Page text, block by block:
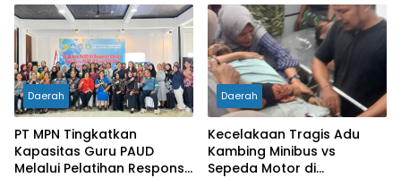
Daerah
PT MPN Tingkatkan
Kapasitas Guru PAUD
Melalui Pelatihan Responsif
Daerah
Kecelakaan Tragis Adu
Kambing Minibus vs
Sepeda Motor di